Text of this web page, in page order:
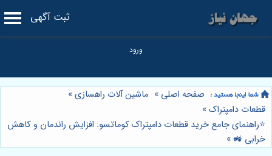
ثبت آگهی
صفحه اصلی » ماشین آلات راهسازی»
قطعات دامپتراک»
⭐️راهنمای جامع خرید قطعات دامپتراک کوماتسو: افزایش راندمان و کاهش
خرابی 🚜 »